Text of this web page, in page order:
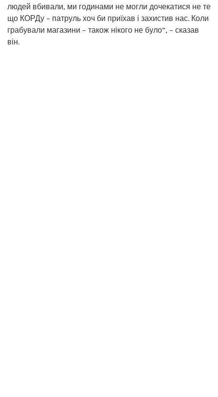
людей вбивали, ми годинами не могли дочекатися не те
що КОРДу – патруль хоч би приїхав і захистив нас. Коли
грабували магазини – також нікого не було”, – сказав
він.